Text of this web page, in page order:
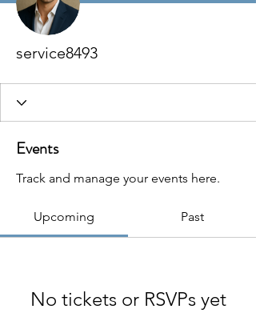
service8493
Events
Track and manage your events here.
Upcoming Past
No tickets or RSVPs yet